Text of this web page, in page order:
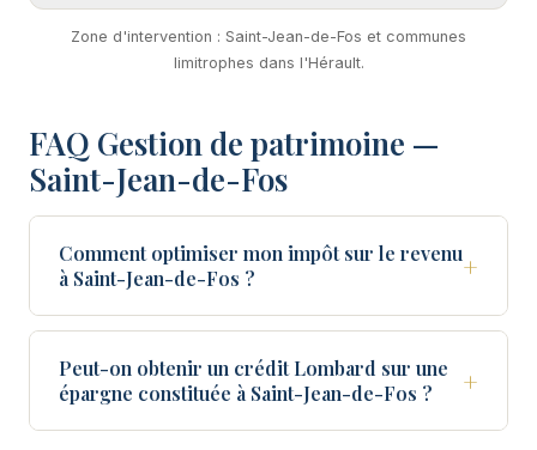
Zone d'intervention : Saint-Jean-de-Fos et communes
limitrophes dans l'Hérault.
FAQ Gestion de patrimoine —
Saint-Jean-de-Fos
Comment optimiser mon impôt sur le revenu
à Saint-Jean-de-Fos ?
+
Peut-on obtenir un crédit Lombard sur une
épargne constituée à Saint-Jean-de-Fos ?
+